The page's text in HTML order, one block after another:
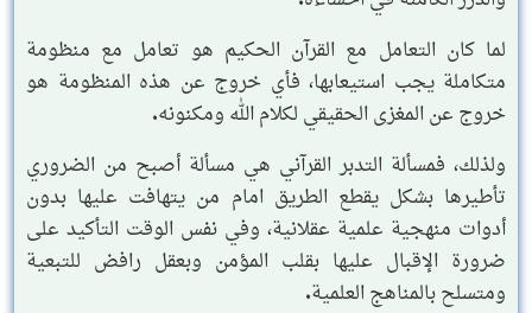
لما كان التعامل مع القرآن الحكيم هو تعامل مع منظومة
متكاملة يجب استيعابها، فأي خروج عن هذه المنظومة هو
خروج عن المغزى الحقيقي لكلام الله ومكنونه.
ولذلك، فمسألة التدبر القرآني هي مسألة أصبح من الضروري
تأطيرها بشكل يقطع الطريق امام من يتهافت عليها بدون
أدوات منهجية علمية عقلانية، وفي نفس الوقت التأكيد على
ضرورة الإقبال عليها بقلب المؤمن وبعقل رافض للتبعية
ومتسلح بالمناهج العلمية.